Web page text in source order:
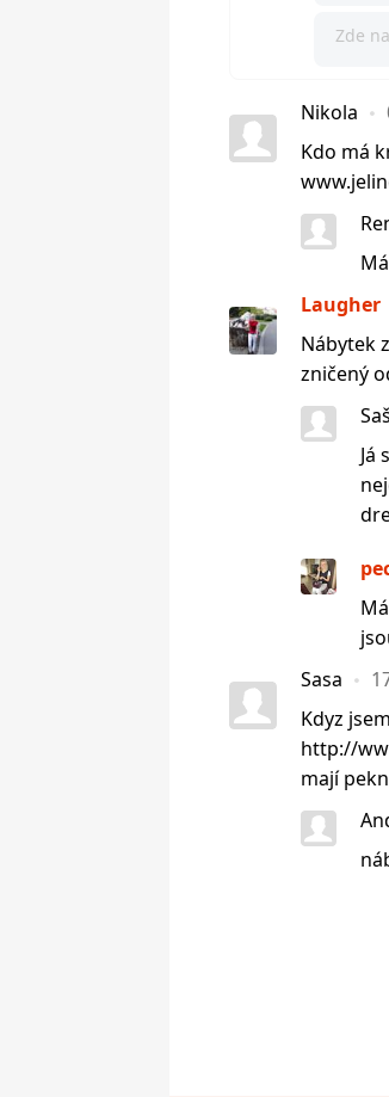
Nikola
Kdo má
Laugher
Nábytek
zničený
Já
Sasa
Kdyz
http://
mají